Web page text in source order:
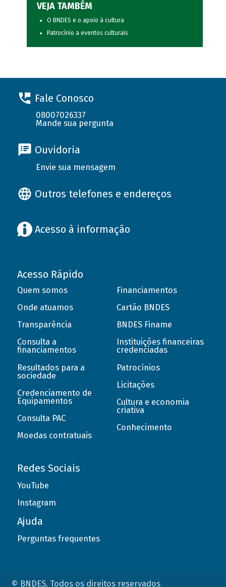
VEJA TAMBÉM
O BNDES e o apoio à cultura
Patrocínio a eventos culturais
Fale Conosco
08007026337
Mande sua pergunta
Ouvidoria
Envie sua mensagem
Outros telefones e endereços
Acesso à informação
Acesso Rápido
Quem somos
Onde atuamos
Transparência
Consulta a
financiamentos
Resultados para a
sociedade
Credenciamento de
Equipamentos
Consulta PAC
Moedas contratuais
Financiamentos
Cartão BNDES
BNDES Finame
Instituições financeiras
credenciadas
Patrocínios
Licitações
Cultura e economia
criativa
Conhecimento
Redes Sociais
YouTube
Instagram
Ajuda
Perguntas frequentes
© BNDES. Todos os direitos reservados